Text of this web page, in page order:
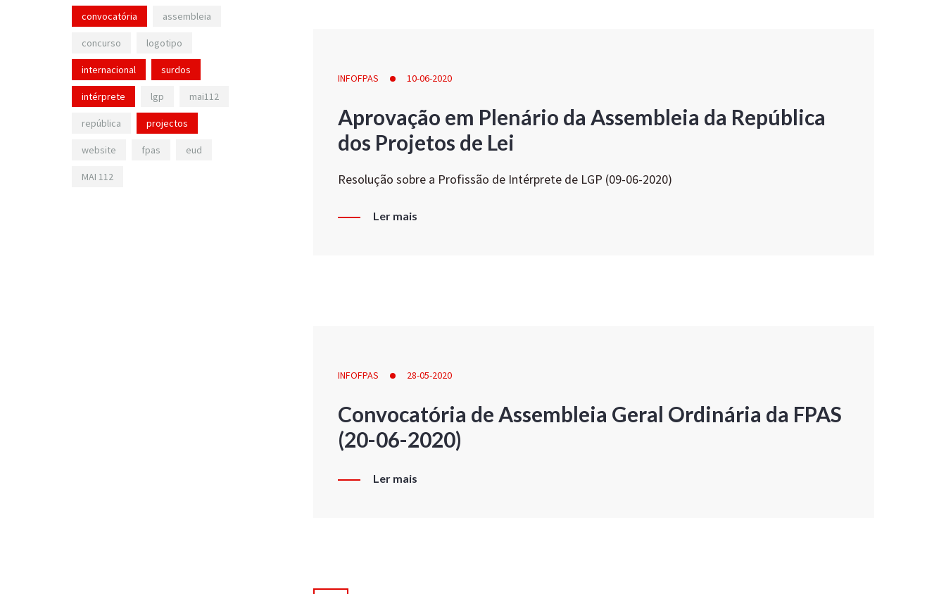
INFOFPAS 10-06-2020
Aprovação em Plenário da Assembleia da República
dos Projetos de Lei
Resolução sobre a Profissão de Intérprete de LGP (09-06-2020)
Ler mais
INFOFPAS 28-05-2020
Convocatória de Assembleia Geral Ordinária da FPAS
(20-06-2020)
Ler mais
convocatória assembleia
concurso logotipo
internacional surdos
intérprete lgp mai112
república projectos
website fpas eud
MAI 112